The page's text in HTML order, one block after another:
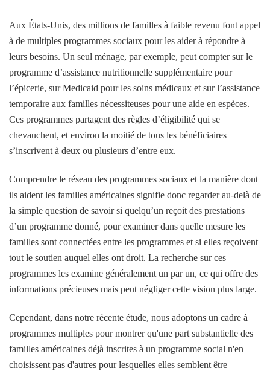
Aux États-Unis, des millions de familles à faible revenu font appel
à de multiples programmes sociaux pour les aider à répondre à
leurs besoins. Un seul ménage, par exemple, peut compter sur le
programme d’assistance nutritionnelle supplémentaire pour
l’épicerie, sur Medicaid pour les soins médicaux et sur l’assistance
temporaire aux familles nécessiteuses pour une aide en espèces.
Ces programmes partagent des règles d’éligibilité qui se
chevauchent, et environ la moitié de tous les bénéficiaires
s’inscrivent à deux ou plusieurs d’entre eux.
Comprendre le réseau des programmes sociaux et la manière dont
ils aident les familles américaines signifie donc regarder au-delà de
la simple question de savoir si quelqu’un reçoit des prestations
d’un programme donné, pour examiner dans quelle mesure les
familles sont connectées entre les programmes et si elles reçoivent
tout le soutien auquel elles ont droit. La recherche sur ces
programmes les examine généralement un par un, ce qui offre des
informations précieuses mais peut négliger cette vision plus large.
Cependant, dans notre récente étude, nous adoptons un cadre à
programmes multiples pour montrer qu'une part substantielle des
familles américaines déjà inscrites à un programme social n'en
choisissent pas d'autres pour lesquelles elles semblent être